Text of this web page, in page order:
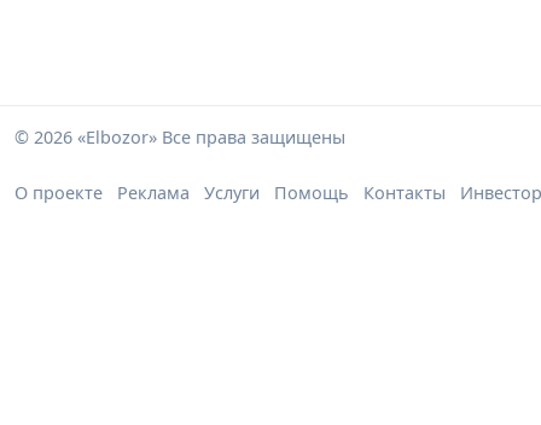
© 2026 «Elbozor» Все права защищены
О проекте Реклама Услуги Помощь Контакты